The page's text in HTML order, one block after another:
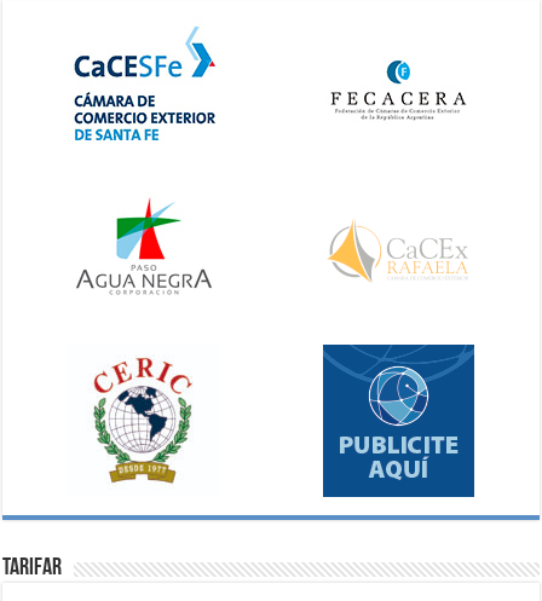
Tarifar